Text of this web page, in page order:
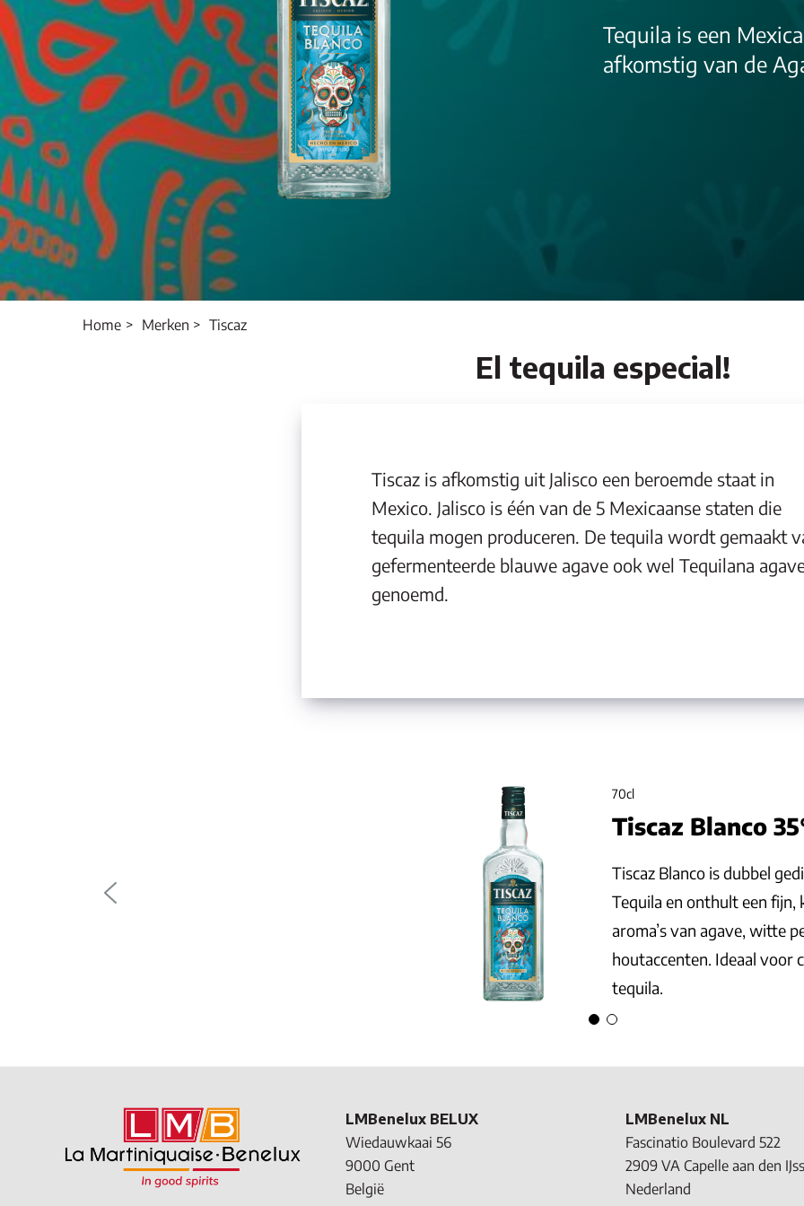
Tequila is een
afkomstig van de
Home Merken Tiscaz
El tequila especial!
Tiscaz is afkomstig uit Jalisco een beroemde staat in
Mexico. Jalisco is één van de 5 Mexicaanse staten die
tequila mogen produceren. De tequila wordt gemaakt
gefermenteerde blauwe agave ook wel Tequilana
genoemd.
Tiscaz Blanco 35°
Tiscaz Blanco is dubbel gedistilleerd met 20% op eik gerijpte
Tequila en onthult een fijn, karakteristiek bouquet met
aroma’s van agave, witte peper, citrusvruchten en
houtaccenten. Ideaal voor cocktails en om kennis te maken
LMBenelux BELUX
Wiedauwkaai 56
9000 Gent
België
LMBenelux NL
Fascinatio Boulevard 522
2909 VA Capelle aan den
Nederland